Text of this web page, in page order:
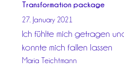
Transformation package
27. January 2021
Ich fühlte mich getragen
konnte mich fallen lassen
Maria Teichtmann